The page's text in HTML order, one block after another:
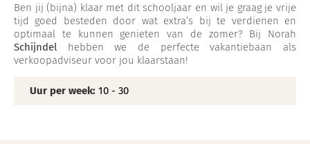
Ben jij (bijna) klaar met dit schooljaar en wil je graag je vrije
tijd goed besteden door wat extra’s bij te verdienen en
optimaal te kunnen genieten van de zomer? Bij Norah
Schijndel hebben we de perfecte vakantiebaan als
verkoopadviseur voor jou klaarstaan!
Uur per week: 10 - 30